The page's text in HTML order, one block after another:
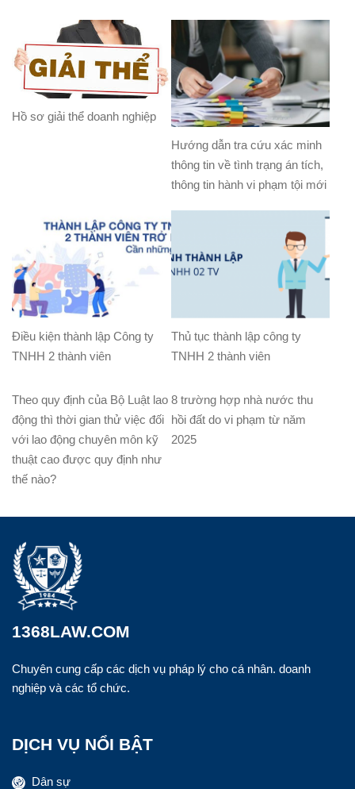
Hồ sơ giải thể doanh nghiệp
Hướng dẫn tra cứu xác minh
thông tin về tình trạng án tích,
thông tin hành vi phạm tội mới
Điều kiện thành lập Công ty
TNHH 2 thành viên
Thủ tục thành lập công ty
TNHH 2 thành viên
Theo quy định của Bộ Luật lao
động thì thời gian thử việc đối
với lao động chuyên môn kỹ
thuật cao được quy định như
thế nào?
8 trường hợp nhà nước thu
hồi đất do vi phạm từ năm
2025
1368LAW.COM
Chuyên cung cấp các dịch vụ pháp lý cho cá nhân. doanh
nghiệp và các tổ chức.
DỊCH VỤ NỔI BẬT
Dân sự